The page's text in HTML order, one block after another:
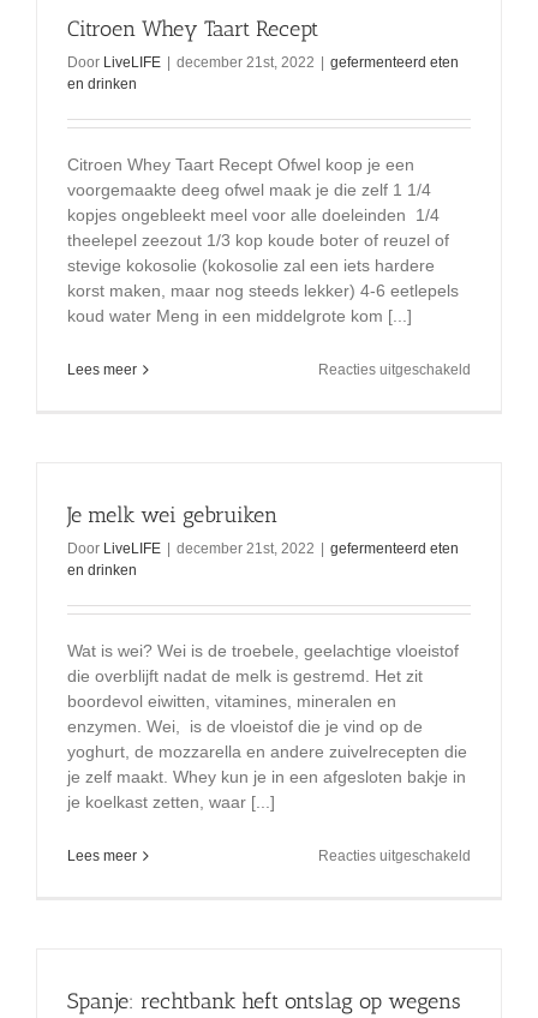
Citroen Whey Taart Recept
Door LiveLIFE | december 21st, 2022 | gefermenteerd eten
en drinken
Citroen Whey Taart Recept Ofwel koop je een
voorgemaakte deeg ofwel maak je die zelf 1 1/4
kopjes ongebleekt meel voor alle doeleinden 1/4
theelepel zeezout 1/3 kop koude boter of reuzel of
stevige kokosolie (kokosolie zal een iets hardere
korst maken, maar nog steeds lekker) 4-6 eetlepels
koud water Meng in een middelgrote kom [...]
Lees meer Reacties uitgeschakeld
Je melk wei gebruiken
Door LiveLIFE | december 21st, 2022 | gefermenteerd eten
en drinken
Wat is wei? Wei is de troebele, geelachtige vloeistof
die overblijft nadat de melk is gestremd. Het zit
boordevol eiwitten, vitamines, mineralen en
enzymen. Wei, is de vloeistof die je vind op de
yoghurt, de mozzarella en andere zuivelrecepten die
je zelf maakt. Whey kun je in een afgesloten bakje in
je koelkast zetten, waar [...]
Lees meer Reacties uitgeschakeld
Spanje: rechtbank heft ontslag op wegens